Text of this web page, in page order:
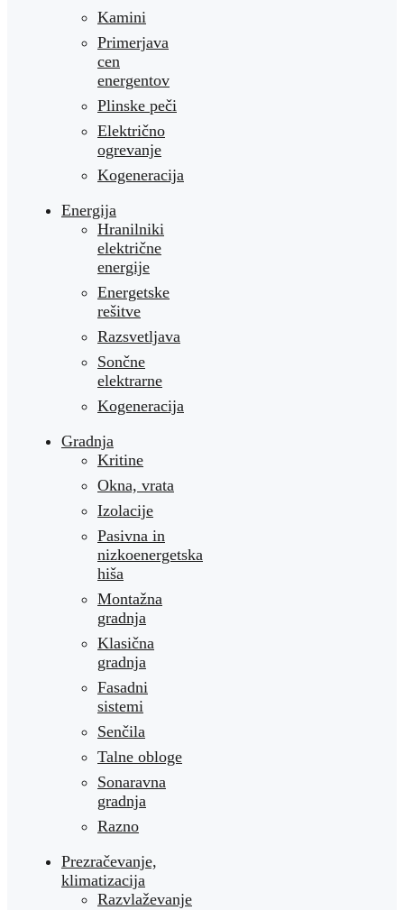
Kamini
Primerjava
cen
energentov
Plinske peči
Električno
ogrevanje
Kogeneracija
Energija
Hranilniki
električne
energije
Energetske
rešitve
Razsvetljava
Sončne
elektrarne
Kogeneracija
Gradnja
Kritine
Okna, vrata
Izolacije
Pasivna in
nizkoenergetska
hiša
Montažna
gradnja
Klasična
gradnja
Fasadni
sistemi
Senčila
Talne obloge
Sonaravna
gradnja
Razno
Prezračevanje,
klimatizacija
Razvlaževanje